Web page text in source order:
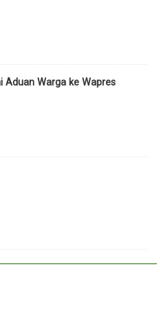
Aduan Warga ke Wapres